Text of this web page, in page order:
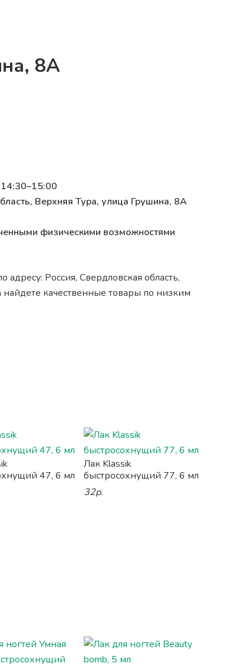
8А
Верхняя Тура, улица Грушина, 8А
физическими возможностями
Россия, Свердловская область,
качественные товары по низким
47, 6 мл
Лак Klassik
быстросохнущий 77, 6 мл
32р.